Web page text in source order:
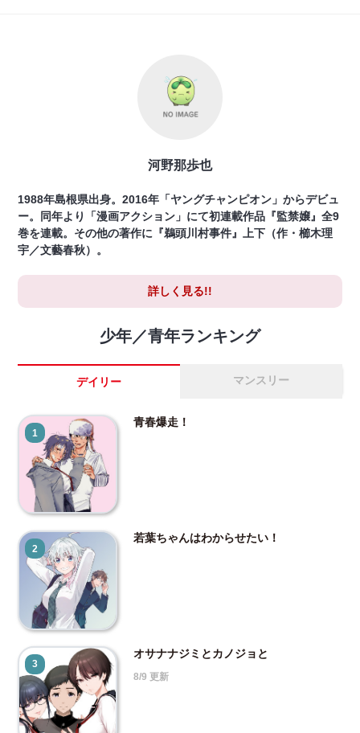
河野那歩也
1988年島根県出身。2016年「ヤングチャンピオン」からデビュ
ー。同年より「漫画アクション」にて初連載作品『監禁嬢』全9
巻を連載。その他の著作に『鵜頭川村事件』上下（作・櫛木理
宇／文藝春秋）。
詳しく見る!!
少年／青年ランキング
デイリー マンスリー
1
青春爆走！
2
若葉ちゃんはわからせたい！
3
オサナナジミとカノジョと
8/9 更新